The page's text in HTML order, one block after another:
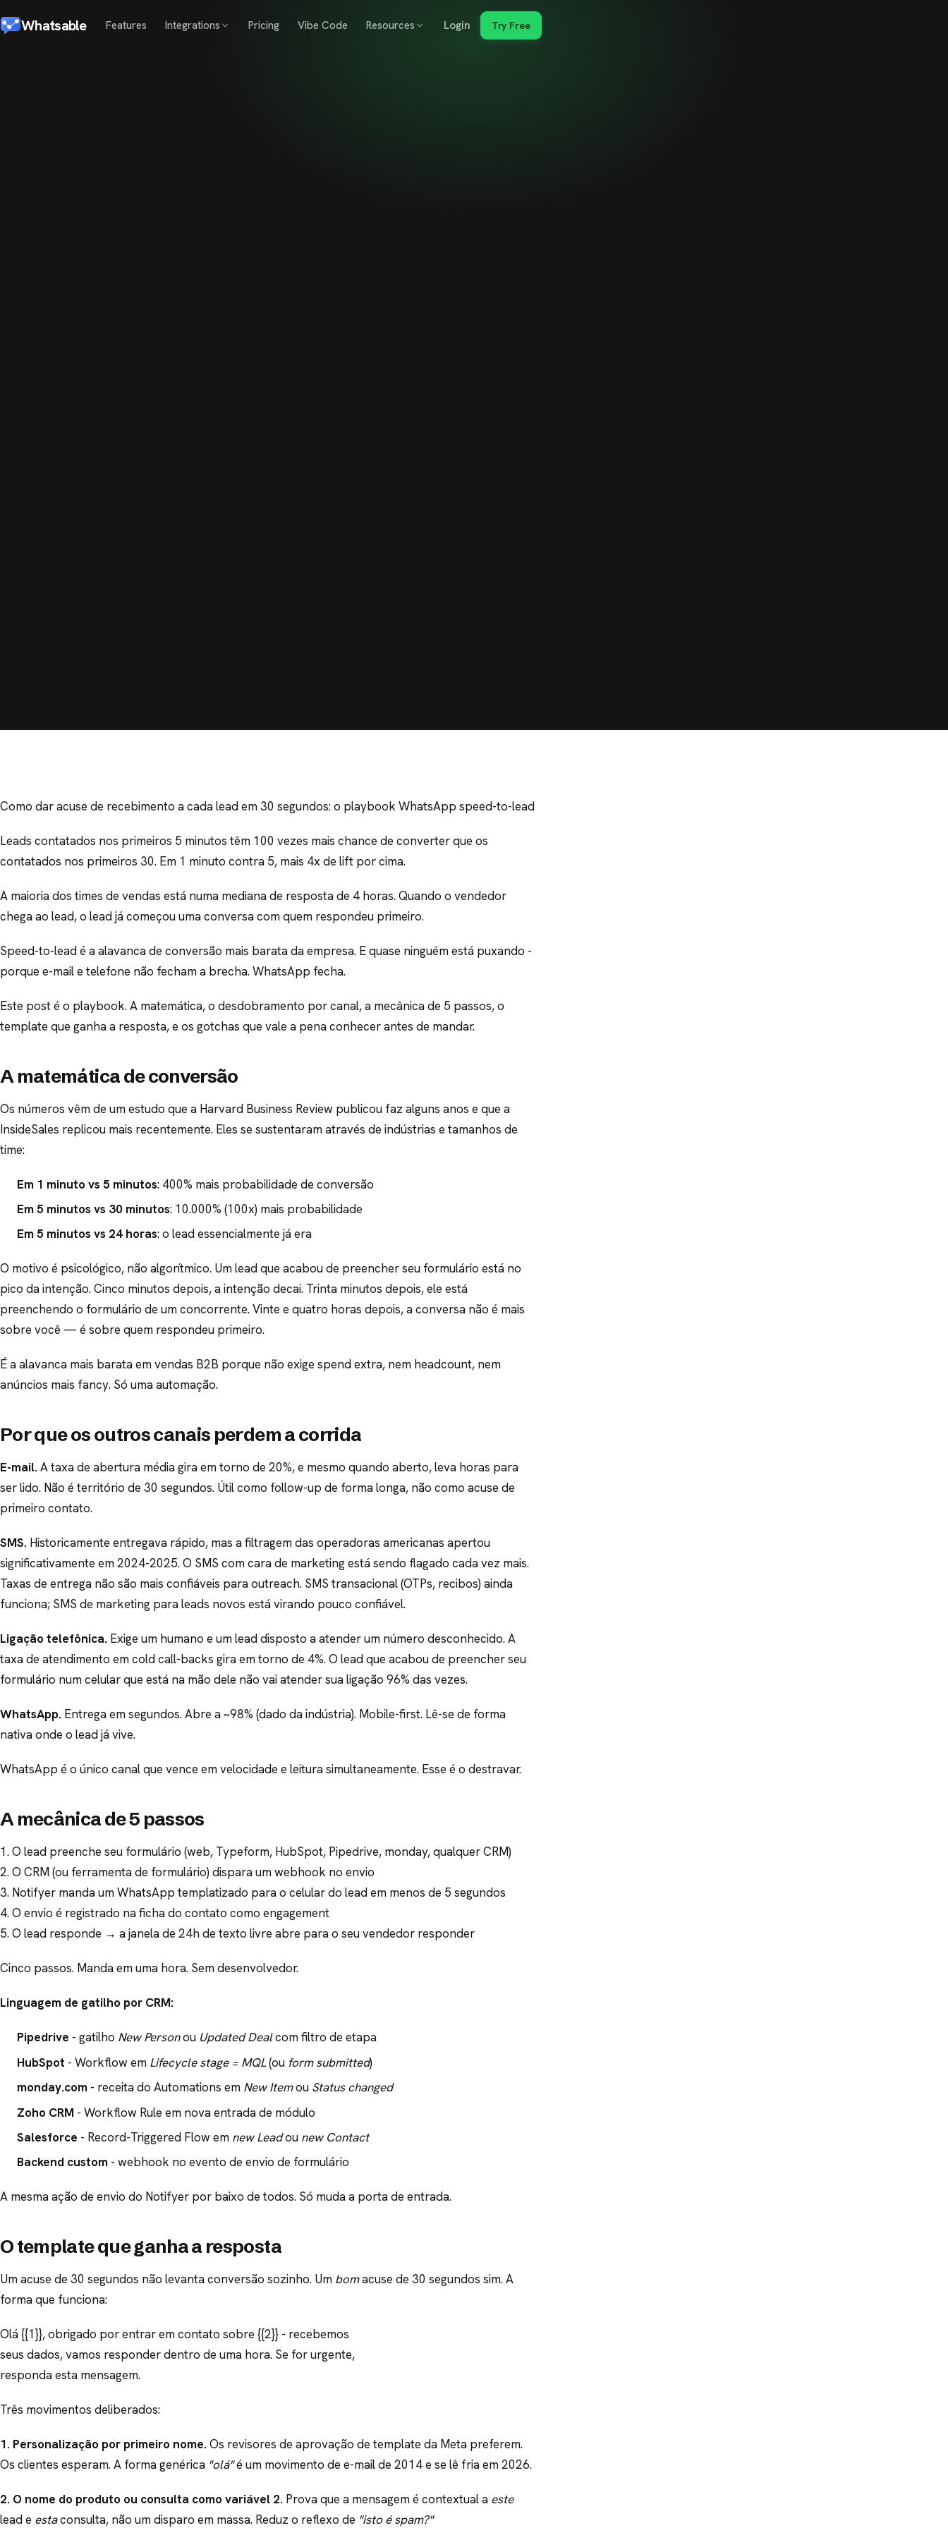
Whatsable Features Integrations Pricing Vibe Code Resources Login Try Free
Como dar acuse de recebimento a cada lead em 30 segundos: o playbook WhatsApp speed-to-lead
Leads contatados nos primeiros 5 minutos têm 100 vezes mais chance de converter que os
contatados nos primeiros 30. Em 1 minuto contra 5, mais 4x de lift por cima.
A maioria dos times de vendas está numa mediana de resposta de 4 horas. Quando o vendedor
chega ao lead, o lead já começou uma conversa com quem respondeu primeiro.
Speed-to-lead é a alavanca de conversão mais barata da empresa. E quase ninguém está puxando -
porque e-mail e telefone não fecham a brecha. WhatsApp fecha.
Este post é o playbook. A matemática, o desdobramento por canal, a mecânica de 5 passos, o
template que ganha a resposta, e os gotchas que vale a pena conhecer antes de mandar.
A matemática de conversão
Os números vêm de um estudo que a Harvard Business Review publicou faz alguns anos e que a
InsideSales replicou mais recentemente. Eles se sustentaram através de indústrias e tamanhos de
time:
Em 1 minuto vs 5 minutos: 400% mais probabilidade de conversão
Em 5 minutos vs 30 minutos: 10.000% (100x) mais probabilidade
Em 5 minutos vs 24 horas: o lead essencialmente já era
O motivo é psicológico, não algorítmico. Um lead que acabou de preencher seu formulário está no
pico da intenção. Cinco minutos depois, a intenção decai. Trinta minutos depois, ele está
preenchendo o formulário de um concorrente. Vinte e quatro horas depois, a conversa não é mais
sobre você — é sobre quem respondeu primeiro.
É a alavanca mais barata em vendas B2B porque não exige spend extra, nem headcount, nem
anúncios mais fancy. Só uma automação.
Por que os outros canais perdem a corrida
E-mail.A taxa de abertura média gira em torno de 20%, e mesmo quando aberto, leva horas para
ser lido. Não é território de 30 segundos. Útil como follow-up de forma longa, não como acuse de
primeiro contato.
SMS. Historicamente entregava rápido, mas a filtragem das operadoras americanas apertou
significativamente em 2024-2025. O SMS com cara de marketing está sendo flagado cada vez mais.
Taxas de entrega não são mais confiáveis para outreach. SMS transacional (OTPs, recibos) ainda
funciona; SMS de marketing para leads novos está virando pouco confiável.
Ligação telefônica. Exige um humano e um lead disposto a atender um número desconhecido. A
taxa de atendimento em cold call-backs gira em torno de 4%. O lead que acabou de preencher seu
formulário num celular que está na mão dele não vai atender sua ligação 96% das vezes.
WhatsApp. Entrega em segundos. Abre a ~98% (dado da indústria). Mobile-first. Lê-se de forma
nativa onde o lead já vive.
WhatsApp é o único canal que vence em velocidade e leitura simultaneamente. Esse é o destravar.
A mecânica de 5 passos
1. O lead preenche seu formulário (web, Typeform, HubSpot, Pipedrive, monday, qualquer CRM)
2. O CRM (ou ferramenta de formulário) dispara um webhook no envio
3. Notifyer manda um WhatsApp templatizado para o celular do lead em menos de 5 segundos
4. O envio é registrado na ficha do contato como engagement
5. O lead responde → a janela de 24h de texto livre abre para o seu vendedor responder
Cinco passos. Manda em uma hora. Sem desenvolvedor.
Linguagem de gatilho por CRM:
Pipedrive - gatilho New Personou Updated Dealcom filtro de etapa
HubSpot - Workflow em Lifecycle stage = MQL(ou form submitted)
monday.com - receita do Automations em New Itemou Status changed
Zoho CRM - Workflow Rule em nova entrada de módulo
Salesforce - Record-Triggered Flow em new Leadou new Contact
Backend custom - webhook no evento de envio de formulário
A mesma ação de envio do Notifyer por baixo de todos. Só muda a porta de entrada.
O template que ganha a resposta
Um acuse de 30 segundos não levanta conversão sozinho. Um bomacuse de 30 segundos sim. A
forma que funciona:
Olá {{1}}, obrigado por entrar em contato sobre {{2}} - recebemos
seus dados, vamos responder dentro de uma hora. Se for urgente,
responda esta mensagem.
Três movimentos deliberados:
1. Personalização por primeiro nome.Os revisores de aprovação de template da Meta preferem.
Os clientes esperam. A forma genérica "olá"é um movimento de e-mail de 2014 e se lê fria em 2026.
2. O nome do produto ou consulta como variável 2. Prova que a mensagem é contextual a este
lead e estaconsulta, não um disparo em massa. Reduz o reflexo de "isto é spam?"